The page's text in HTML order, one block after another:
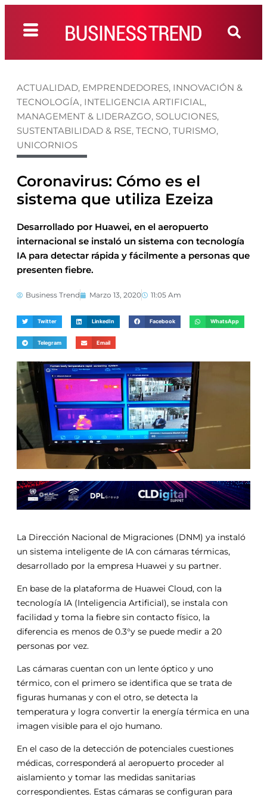
ACTUALIDAD, EMPRENDEDORES, INNOVACIÓN &
TECNOLOGÍA, INTELIGENCIA ARTIFICIAL,
MANAGEMENT & LIDERAZGO, SOLUCIONES,
SUSTENTABILIDAD & RSE, TECNO, TURISMO,
UNICORNIOS
Coronavirus: Cómo es el
sistema que utiliza Ezeiza
Desarrollado por Huawei, en el aeropuerto
internacional se instaló un sistema con tecnología
IA para detectar rápida y fácilmente a personas que
presenten fiebre.
Business Trend Marzo 13, 2020 11:05 Am
Twitter LinkedIn Facebook WhatsApp
Telegram Email
La Dirección Nacional de Migraciones (DNM) ya instaló
un sistema inteligente de IA con cámaras térmicas,
desarrollado por la empresa Huawei y su partner.
En base de la plataforma de Huawei Cloud, con la
tecnología IA (Inteligencia Artificial), se instala con
facilidad y toma la fiebre sin contacto físico, la
diferencia es menos de 0.3°y se puede medir a 20
personas por vez.
Las cámaras cuentan con un lente óptico y uno
térmico, con el primero se identifica que se trata de
figuras humanas y con el otro, se detecta la
temperatura y logra convertir la energía térmica en una
imagen visible para el ojo humano.
En el caso de la detección de potenciales cuestiones
médicas, corresponderá al aeropuerto proceder al
aislamiento y tomar las medidas sanitarias
correspondientes. Estas cámaras se configuran para